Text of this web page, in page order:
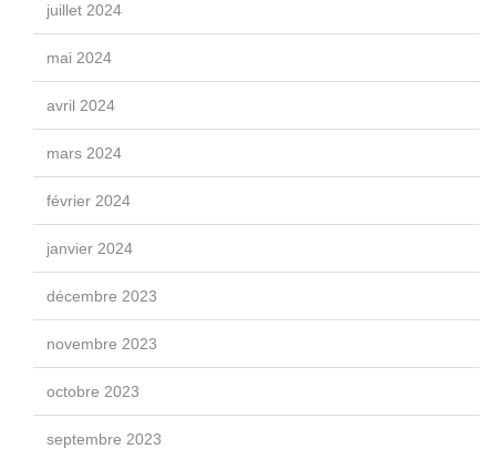
juillet 2024
mai 2024
avril 2024
mars 2024
février 2024
janvier 2024
décembre 2023
novembre 2023
octobre 2023
septembre 2023